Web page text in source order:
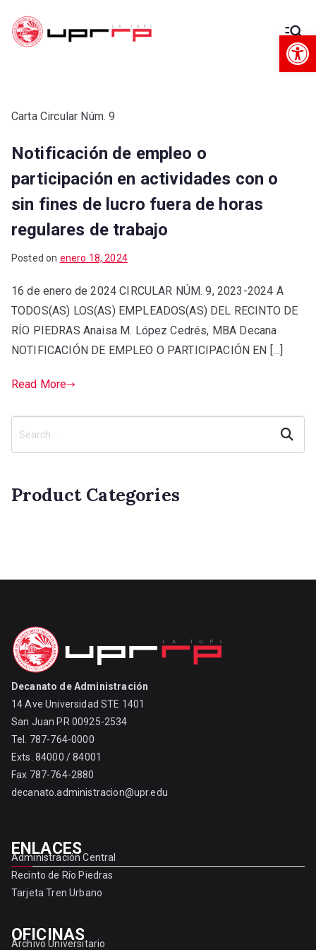
ción
Decanato de Administración
Carta Circular Núm. 9
Notificación de empleo o
participación en actividades con o
sin fines de lucro fuera de horas
regulares de trabajo
Posted on enero 18, 2024
16 de enero de 2024 CIRCULAR NÚM. 9, 2023-2024 A
TODOS(AS) LOS(AS) EMPLEADOS(AS) DEL RECINTO DE
RÍO PIEDRAS Anaisa M. López Cedrés, MBA Decana
NOTIFICACIÓN DE EMPLEO O PARTICIPACIÓN EN […]
Read More
Search
Product Categories
Decanato de Administración
14 Ave Universidad STE 1401
San Juan PR 00925-2534
Tel. 787-764-0000
Exts. 84000 / 84001
Fax 787-764-2880
decanato.administracion@upr.edu
ENLACES
Administración Central
Recinto de Río Piedras
Tarjeta Tren Urbano
OFICINAS
Archivo Universitario